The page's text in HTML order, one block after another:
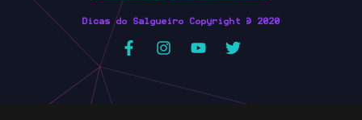
Dicas do Salgueiro Copyright © 2020